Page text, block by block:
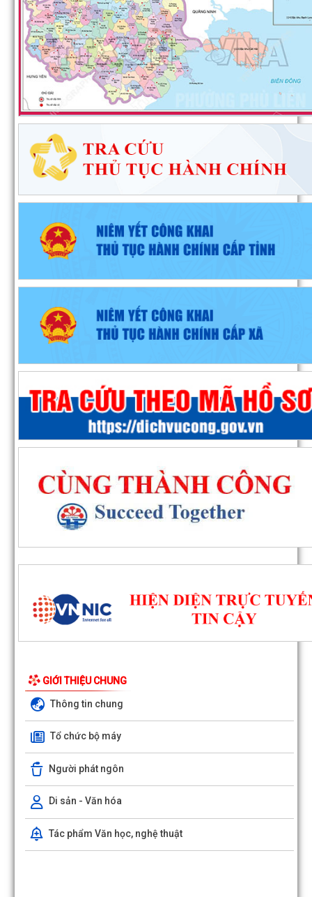
GIỚI THIỆU CHUNG
Thông tin chung
Tổ chức bộ máy
Người phát ngôn
Di sản - Văn hóa
Tác phẩm Văn học, nghệ thuật
Quyết định số 1143/QĐ-UBND ngày 03/8/2026 của UBND
Đông Hải về việc thu hồi đất để thực hiện...
Quyết định số 1142/QĐ-UBND ngày 03/8/2026 của UBND
Đông Hải về việc thu hồi đất để thực hiện...
Hải Phòng đẩy nhanh tiến độ đo đạc, lập hồ sơ địa chính và hoàn
cơ sở dữ liệu đất đai
Phường Đông Hải tổ chức sinh hoạt dưới cờ tháng 8/2026